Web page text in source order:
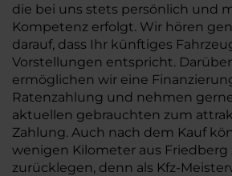
die bei uns stets persönlich und
Kompetenz erfolgt. Wir hören
darauf, dass Ihr künftiges
Vorstellungen entspricht.
ermöglichen wir eine
Ratenzahlung und nehmen
aktuellen gebrauchten zum
Zahlung. Auch nach dem Kauf
wenigen Kilometer aus Friedberg
zurücklegen, denn als Kfz-